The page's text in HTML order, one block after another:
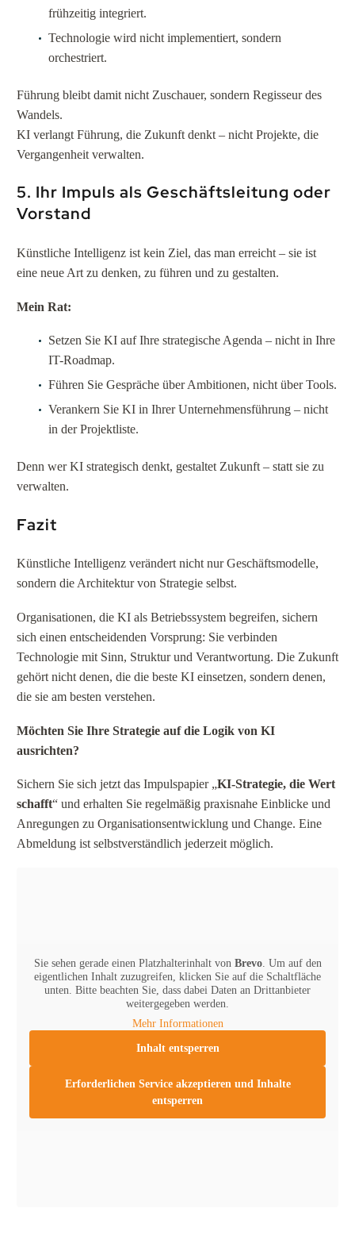
frühzeitig integriert.
Technologie wird nicht implementiert, sondern
orchestriert.
Führung bleibt damit nicht Zuschauer, sondern Regisseur des
Wandels.
KI verlangt Führung, die Zukunft denkt – nicht Projekte, die
Vergangenheit verwalten.
5. Ihr Impuls als Geschäftsleitung oder
Vorstand
Künstliche Intelligenz ist kein Ziel, das man erreicht – sie ist
eine neue Art zu denken, zu führen und zu gestalten.
Mein Rat:
Setzen Sie KI auf Ihre strategische Agenda – nicht in Ihre
IT-Roadmap.
Führen Sie Gespräche über Ambitionen, nicht über Tools.
Verankern Sie KI in Ihrer Unternehmensführung – nicht
in der Projektliste.
Denn wer KI strategisch denkt, gestaltet Zukunft – statt sie zu
verwalten.
Fazit
Künstliche Intelligenz verändert nicht nur Geschäftsmodelle,
sondern die Architektur von Strategie selbst.
Organisationen, die KI als Betriebssystem begreifen, sichern
sich einen entscheidenden Vorsprung: Sie verbinden
Technologie mit Sinn, Struktur und Verantwortung. Die Zukunft
gehört nicht denen, die die beste KI einsetzen, sondern denen,
die sie am besten verstehen.
Möchten Sie Ihre Strategie auf die Logik von KI
ausrichten?
Sichern Sie sich jetzt das Impulspapier „KI-Strategie, die Wert
schafft“ und erhalten Sie regelmäßig praxisnahe Einblicke und
Anregungen zu Organisationsentwicklung und Change. Eine
Abmeldung ist selbstverständlich jederzeit möglich.
Sie sehen gerade einen Platzhalterinhalt von Brevo. Um auf den
eigentlichen Inhalt zuzugreifen, klicken Sie auf die Schaltfläche
unten. Bitte beachten Sie, dass dabei Daten an Drittanbieter
weitergegeben werden.
Mehr Informationen
Inhalt entsperren
Erforderlichen Service akzeptieren und Inhalte
entsperren